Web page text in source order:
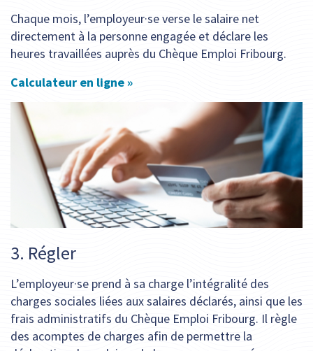
Chaque mois, l’employeur·se verse le salaire net
directement à la personne engagée et déclare les
heures travaillées auprès du Chèque Emploi Fribourg.
Calculateur en ligne »
3. Régler
L’employeur·se prend à sa charge l’intégralité des
charges sociales liées aux salaires déclarés, ainsi que les
frais administratifs du Chèque Emploi Fribourg. Il règle
des acomptes de charges afin de permettre la